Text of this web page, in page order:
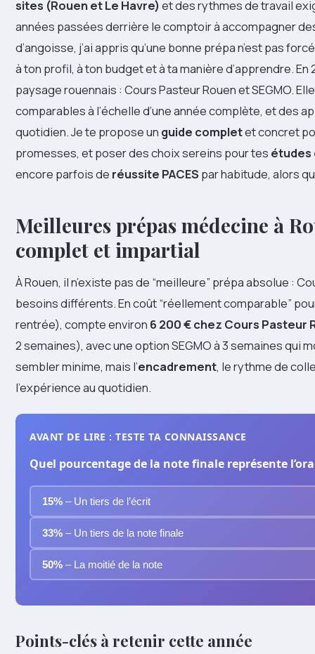
sites (Rouen et Le Havre) et des rythmes de travail
années passées derrière le comptoir à accompagner
d’angoisse, j’ai appris qu’une bonne prépa n’est pas
à ton profil, à ton budget et à ta manière d’apprendre. En
paysage rouennais : Cours Pasteur Rouen et SEGMO.
comparables à l’échelle d’une année complète, et des
quotidien. Je te propose un guide completet concret
promesses, et poser des choix sereins pour tes études
encore parfois de réussite PACES par habitude, alors
Meilleures prépas médecine à
complet et impartial
À Rouen, il n’existe pas de “meilleure” prépa absolue :
besoins différents. En coût “réellement comparable”
rentrée), compte environ 6 200 € chez Cours Pasteur
2 semaines), avec une option SEGMO à 3 semaines qui
sembler minime, mais l’encadrement, le rythme de
l’expérience au quotidien.
AVANT DE LIRE : TESTE TA CONNAISSANCE
Quel pourcentage de la note finale représente
15% – Un tiers de l’écrit
33% – Un tiers de la note finale
50% – La moitié de la note
Points-clés à retenir cette année